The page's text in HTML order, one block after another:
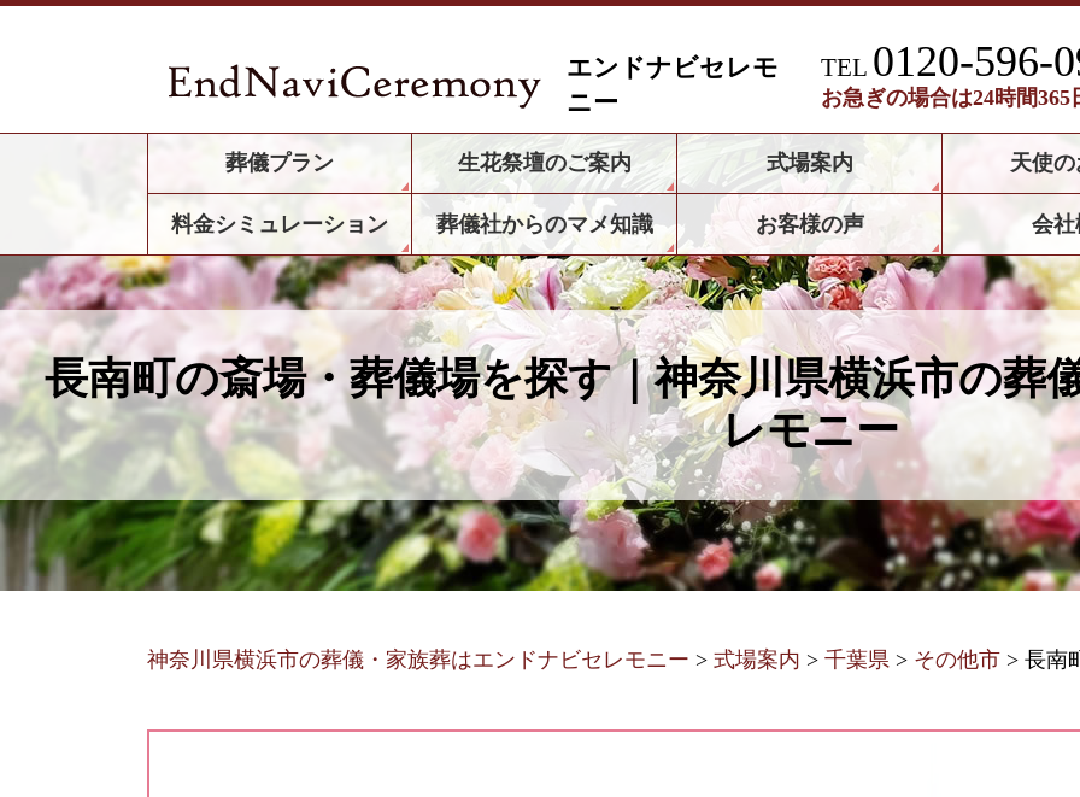
長南町の斎場・葬儀場を探す｜神奈川県横浜市の葬
レモニー
エンドナビセレモ
ニー
TEL 0120-596-
お急ぎの場合は24時間365
葬儀プラン 生花祭壇のご案内 式場案内 天使
料金シミュレーション 葬儀社からのマメ知識 お客様の声 会社
神奈川県横浜市の葬儀・家族葬はエンドナビセレモニー > 式場案内 > 千葉県 > その他市 > 長南